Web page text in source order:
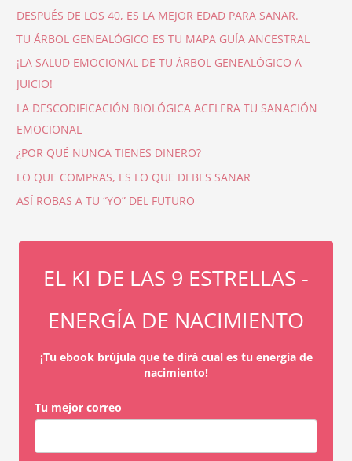
DESPUÉS DE LOS 40, ES LA MEJOR EDAD PARA SANAR.
TU ÁRBOL GENEALÓGICO ES TU MAPA GUÍA ANCESTRAL
¡LA SALUD EMOCIONAL DE TU ÁRBOL GENEALÓGICO A
JUICIO!
LA DESCODIFICACIÓN BIOLÓGICA ACELERA TU SANACIÓN
EMOCIONAL
¿POR QUÉ NUNCA TIENES DINERO?
LO QUE COMPRAS, ES LO QUE DEBES SANAR
ASÍ ROBAS A TU “YO” DEL FUTURO
EL KI DE LAS 9 ESTRELLAS -
ENERGÍA DE NACIMIENTO
¡Tu ebook brújula que te dirá cual es tu energía de
nacimiento!
Tu mejor correo